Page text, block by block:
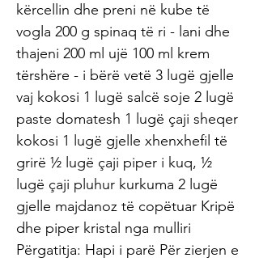
kërcellin dhe preni në kube të
vogla 200 g spinaq të ri - lani dhe
thajeni 200 ml ujë 100 ml krem ​​
tërshëre - i bërë vetë 3 lugë gjelle
vaj kokosi 1 lugë salcë soje 2 lugë
paste domatesh 1 lugë çaji sheqer
kokosi 1 lugë gjelle xhenxhefil të
grirë ½ lugë çaji piper i kuq, ½
lugë çaji pluhur kurkuma 2 lugë
gjelle majdanoz të copëtuar Kripë
dhe piper kristal nga mulliri
Përgatitja: Hapi i parë Për zierjen e